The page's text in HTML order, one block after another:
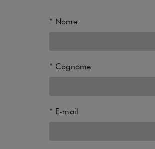
Nome
Cognome
E-mail